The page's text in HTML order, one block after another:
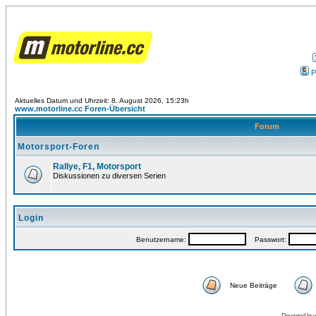
Aktuelles Datum und Uhrzeit: 8. August 2026, 15:23h
www.motorline.cc Foren-Übersicht
Forum
Motorsport-Foren
Rallye, F1, Motorsport
Diskussionen zu diversen Serien
Login
Benutzername: Passwort:
Neue Beiträge